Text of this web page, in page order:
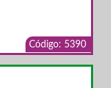
Código: 5390